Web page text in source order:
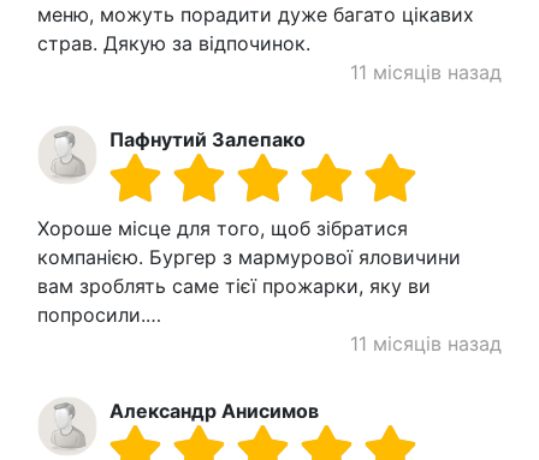
меню, можуть порадити дуже багато цікавих
страв. Дякую за відпочинок.
11 місяців назад
Пафнутий Залепако
Хороше місце для того, щоб зібратися
компанією. Бургер з мармурової яловичини
вам зроблять саме тієї прожарки, яку ви
попросили.…
11 місяців назад
Александр Анисимов